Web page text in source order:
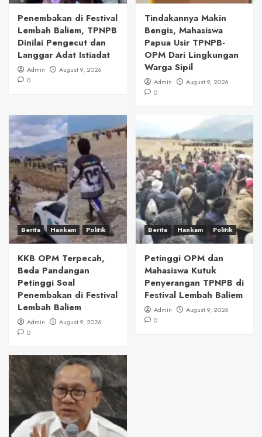
Penembakan di Festival
Lembah Baliem, TPNPB
Dinilai Pengecut dan
Langgar Adat Istiadat
Admin
August 9, 2026
0
Tindakannya Makin
Bengis, Mahasiswa
Papua Usir TPNPB-
OPM Dari Lingkungan
Warga Sipil
Admin
August 9, 2026
0
Berita Hankam Politik
KKB OPM Terpecah,
Beda Pandangan
Petinggi Soal
Penembakan di Festival
Lembah Baliem
Admin
August 9, 2026
0
Berita Hankam Politik
Petinggi OPM dan
Mahasiswa Kutuk
Penyerangan TPNPB di
Festival Lembah Baliem
Admin
August 9, 2026
0